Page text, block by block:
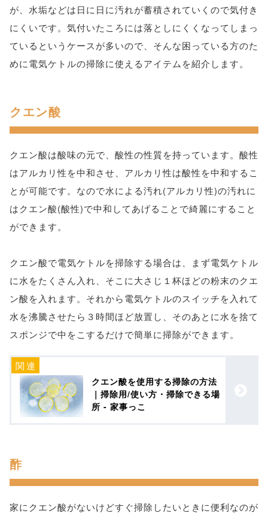
が、水垢などは日に日に汚れが蓄積されていくので気付き
にくいです。気付いたころには落としにくくなってしまっ
ているというケースが多いので、そんな困っている方のた
めに電気ケトルの掃除に使えるアイテムを紹介します。
クエン酸
クエン酸は酸味の元で、酸性の性質を持っています。酸性
はアルカリ性を中和させ、アルカリ性は酸性を中和するこ
とが可能です。なので水による汚れ(アルカリ性)の汚れに
はクエン酸(酸性)で中和してあげることで綺麗にすること
ができます。
クエン酸で電気ケトルを掃除する場合は、まず電気ケトル
に水をたくさん入れ、そこに大さじ１杯ほどの粉末のクエ
ン酸を入れます。それから電気ケトルのスイッチを入れて
水を沸騰させたら３時間ほど放置し、そのあとに水を捨て
スポンジで中をこするだけで簡単に掃除ができます。
クエン酸を使用する掃除の方法
｜掃除用/使い方・掃除できる場
所 - 家事っこ
酢
家にクエン酸がないけどすぐ掃除したいときに便利なのが